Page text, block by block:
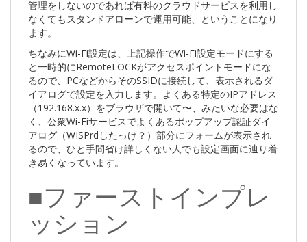
管理をしないのであれば有料のクラウドサービスを利用し
なくてもスタンドアローンで運用可能、ということになり
ます。
ちなみにWi-Fi設定は、上記操作でWi-Fi設定モードにする
と一時的にRemoteLOCKがアクセスポイントモードにな
るので、PCなどからそのSSIDに接続して、表示されるダ
イアログで設定を入力します。よくある特定のIPアドレス
（192.168.x.x）をブラウザで開いて〜、みたいな必要はな
く、公衆Wi-Fiサービスでよくあるポップアップ認証ダイ
アログ（WISPrdしたっけ？）部分にフォームが表示され
るので、ひと手間省け詳しくない人でも設定画面に辿り着
き易くなっています。
■ファーストインプレ
ッション